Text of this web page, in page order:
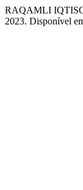
RAQAMLI
2023. Disponível